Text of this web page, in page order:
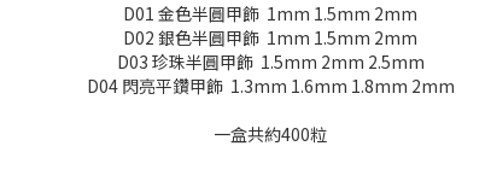
D01 金色半圓甲飾 1mm 1.5mm 2mm
D02 銀色半圓甲飾 1mm 1.5mm 2mm
D03 珍珠半圓甲飾 1.5mm 2mm 2.5mm
D04 閃亮平鑽甲飾 1.3mm 1.6mm 1.8mm 2mm
一盒共約400粒